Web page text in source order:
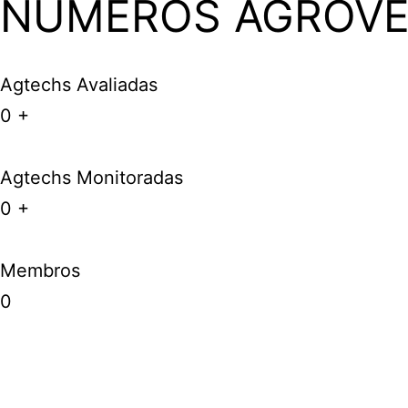
NÚMEROS
Agtechs Avaliadas
0 +
Agtechs Monitoradas
0 +
Membros
0